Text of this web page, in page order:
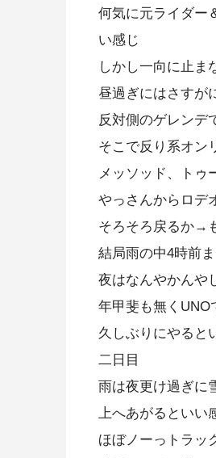
何気に元ライダー
い感じ
しかし一向に止ま
昼過ぎにはさすが
反対側のゲレンデ
そこで反り系オン
メッソッド、トゥ
やっさんからロデ
そろそろ戻るか→
結局雨の中4時前
夜はなんやかんや
年甲斐も無くUNO
久しぶりにやると
二日目
雨は夜更け過ぎ
上へあがるといい
ほぼノーっトラッ